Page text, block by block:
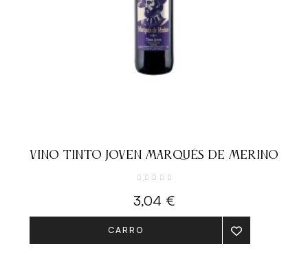
VINO TINTO JOVEN MARQUÉS DE MERINO
3,04 €
CARRO